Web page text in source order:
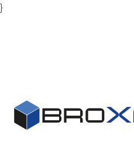
}